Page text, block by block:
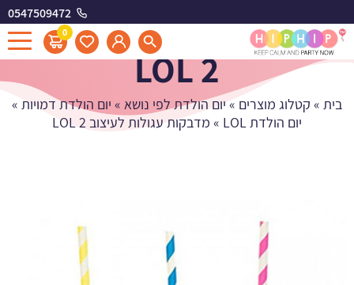
0547509472
0
מדבקות עגולות לעיצוב
LOL 2
בית » קטלוג מוצרים » יום הולדת לפי נושא » יום הולדת דמויות »
יום הולדת LOL
» מדבקות עגולות לעיצוב LOL 2